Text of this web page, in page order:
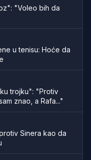
"Voleo bih da
u tenisu: Hoće da
trojku": "Protiv
znao, a Rafa..."
Sinera kao da